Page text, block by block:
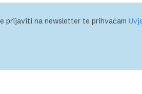
prijaviti na newsletter te prihvaćam